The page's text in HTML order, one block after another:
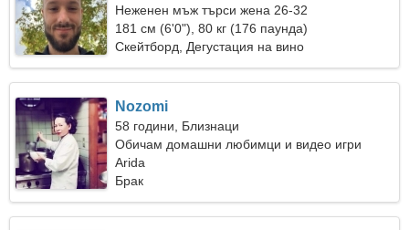
Неженен мъж търси жена 26-32
181 см (6'0"), 80 кг (176 паунда)
Скейтборд, Дегустация на вино
Nozomi
58 години, Близнаци
Обичам домашни любимци и видео игри
Arida
Брак